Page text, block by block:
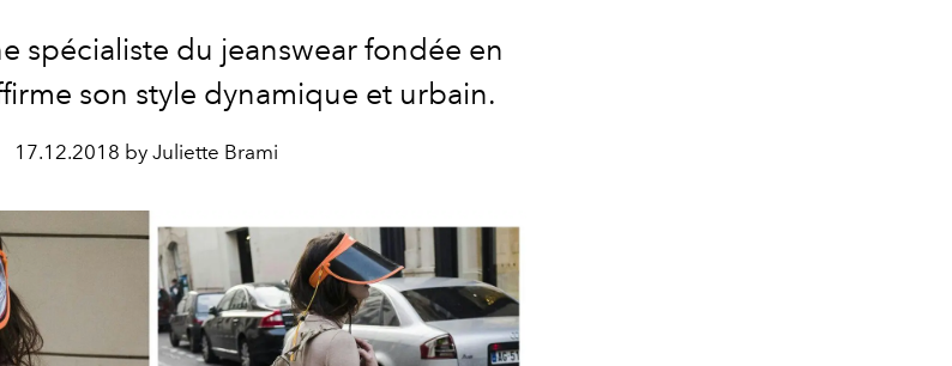
spécialiste du jeanswear fondée en
son style dynamique et urbain.
17.12.2018 by Juliette Brami